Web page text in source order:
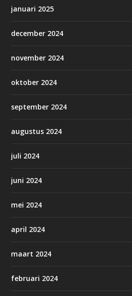
januari 2025
december 2024
november 2024
oktober 2024
september 2024
augustus 2024
juli 2024
juni 2024
mei 2024
april 2024
maart 2024
februari 2024